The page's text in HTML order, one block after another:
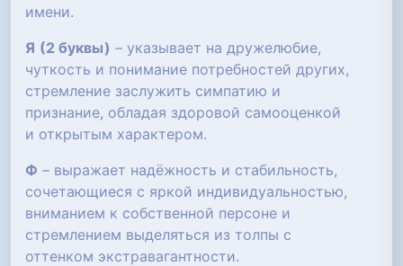
имени.
Я (2 буквы) – указывает на дружелюбие,
чуткость и понимание потребностей других,
стремление заслужить симпатию и
признание, обладая здоровой самооценкой
и открытым характером.
Ф – выражает надёжность и стабильность,
сочетающиеся с яркой индивидуальностью,
вниманием к собственной персоне и
стремлением выделяться из толпы с
оттенком экстравагантности.